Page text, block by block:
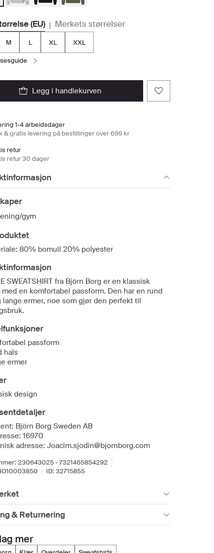
(EU) | Merkets størrelser
M L XL XXL
legg i handlekurven
1-4 arbeidsdager
& gratis levering på bestillinger over 699 kr
retur
retur 30 dager
gym
80% bomull 20% polyester
SWEATSHIRT fra Björn Borg er en klassisk
en komfortabel passform. Den har en rund
lange ermer, noe som gjør den perfekt til
passform
hals
ermer
design
Björn Borg Sweden AB
16970
adresse: Joacim.sjodin@bjornborg.com
230643025 - 7321465854292
ID: 32715855
& Returnering
mer